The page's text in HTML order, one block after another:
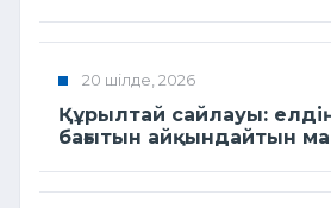
20 шілде, 2026
Құрылтай сайлауы:
бағытын айқындайтын